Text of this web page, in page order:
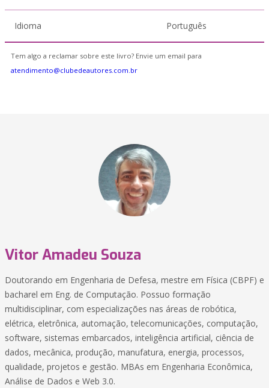
Idioma Português
Tem algo a reclamar sobre este livro? Envie um email para
atendimento@clubedeautores.com.br
Vitor Amadeu Souza
Doutorando em Engenharia de Defesa, mestre em Física (CBPF) e
bacharel em Eng. de Computação. Possuo formação
multidisciplinar, com especializações nas áreas de robótica,
elétrica, eletrônica, automação, telecomunicações, computação,
software, sistemas embarcados, inteligência artificial, ciência de
dados, mecânica, produção, manufatura, energia, processos,
qualidade, projetos e gestão. MBAs em Engenharia Econômica,
Análise de Dados e Web 3.0.